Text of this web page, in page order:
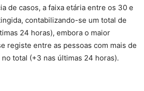
de casos, a faixa etária entre os 30 e
contabilizando-se um total de
24 horas), embora o maior
registe entre as pessoas com mais de
no total (+3 nas últimas 24 horas).